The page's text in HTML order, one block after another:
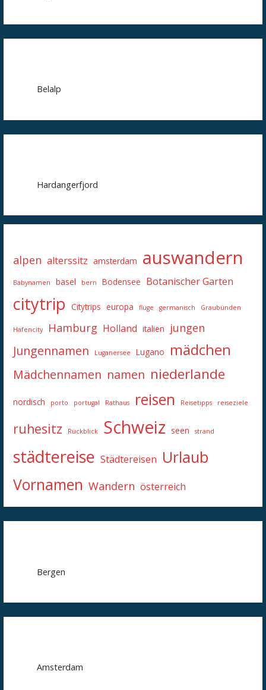
Belalp
Hardangerfjord
alpen alterssitz amsterdam auswandern
Babynamen basel bern Bodensee Botanischer Garten
citytrip Citytrips europa flüge germanisch Graubünden
Hafencity Hamburg Holland italien jungen
Jungennamen Luganersee Lugano mädchen
Mädchennamen namen niederlande
nordisch porto portugal Rathaus reisen Reisetipps reiseziele
ruhesitz Rückblick Schweiz seen strand
städtereise Städtereisen Urlaub
Vornamen Wandern österreich
Bergen
Amsterdam